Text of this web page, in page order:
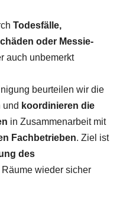
Todesfälle,
oder Messie-
auch unbemerkt
beurteilen wir die
und koordinieren die
in Zusammenarbeit mit
Fachbetrieben. Ziel ist
des
Räume wieder sicher